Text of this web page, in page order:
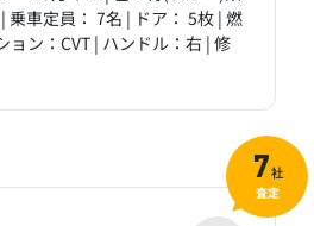
乗車定員： 7名 | ドア： 5枚 | 燃
ョン：CVT | ハンドル：右 | 修
7社
査定